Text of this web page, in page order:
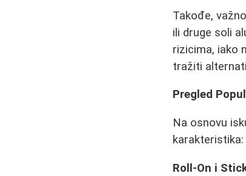
Takođe,
ili druge soli
rizicima, iako
tražiti
Pregled
Na osnovu
karakteristika:
Roll-On i